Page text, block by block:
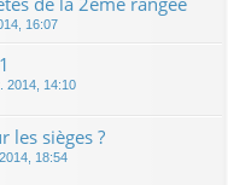
16:07
2014, 14:10
les sièges ?
18:54